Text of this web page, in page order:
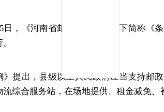
日，《河南省邮政条例》（以下简称《
》提出，县级以上人民政府应当支持邮
流综合服务站，在场地提供、租金减免、